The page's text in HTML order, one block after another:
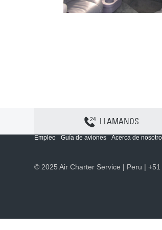
LLAMANOS
Sitemap Política y privacidad
Empleo
Guía de aviones Acerca de
© 2025 Air Charter Service | Peru |